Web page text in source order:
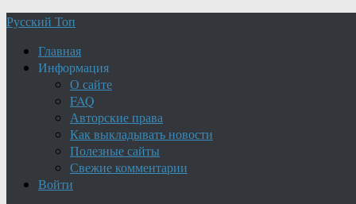
Русский Топ
Главная
Информация
О сайте
FAQ
Авторские права
Как выкладывать новости
Полезные сайты
Свежие комментарии
Войти